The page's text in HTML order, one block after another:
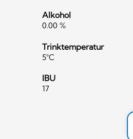
Alkohol
0.00 %
Trinktemperatur
5°C
IBU
17